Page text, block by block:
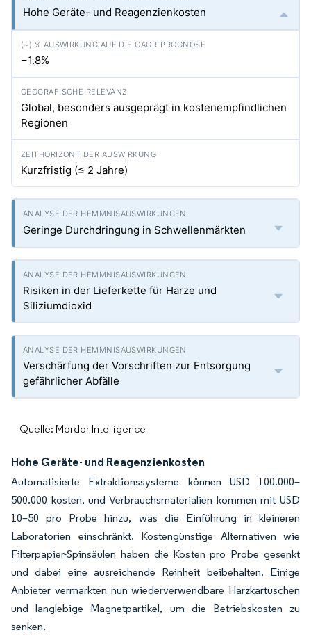
Hohe Geräte- und Reagenzienkosten
−1.8%
Global, besonders ausgeprägt in kostenempfindlichen
Regionen
Kurzfristig (≤ 2 Jahre)
Geringe Durchdringung in Schwellenmärkten
Risiken in der Lieferkette für Harze und
Siliziumdioxid
Verschärfung der Vorschriften zur Entsorgung
gefährlicher Abfälle
Quelle: Mordor Intelligence
Hohe Geräte- und Reagenzienkosten
Automatisierte Extraktionssysteme können USD 100.000–
500.000 kosten, und Verbrauchsmaterialien kommen mit USD
10–50 pro Probe hinzu, was die Einführung in kleineren
Laboratorien einschränkt. Kostengünstige Alternativen wie
Filterpapier-Spinsäulen haben die Kosten pro Probe gesenkt
und dabei eine ausreichende Reinheit beibehalten. Einige
Anbieter vermarkten nun wiederverwendbare Harzkartuschen
und langlebige Magnetpartikel, um die Betriebskosten zu
senken.